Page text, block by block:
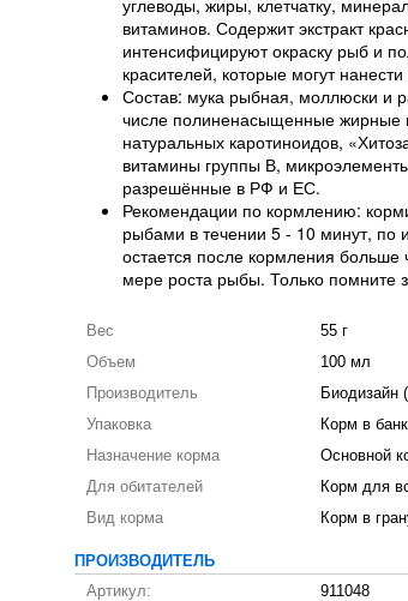
углеводы, жиры, клетчатку,
витаминов. Содержит экстракт
интенсифицируют окраску рыб и
красителей, которые могут
Состав: мука рыбная, моллюски и
числе полиненасыщенные жирные
натуральных каротиноидов,
витамины группы В,
разрешённые в РФ и ЕС.
Рекомендации по кормлению:
рыбами в течении 5 - 10 минут, по
остается после кормления
мере роста рыбы. Только помните
Вес
55 г
Объем
100 мл
Производитель
Биодизайн
Упаковка
Корм в
Назначение корма
Основной
Для обитателей
Корм для
Вид корма
Корм в
ПРОИЗВОДИТЕЛЬ
Артикул:
911048